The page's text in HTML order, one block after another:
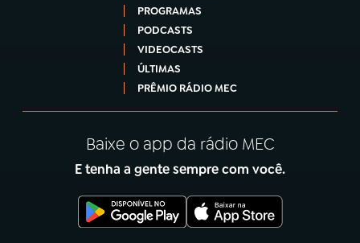
PROGRAMAS
PODCASTS
VIDEOCASTS
ÚLTIMAS
PRÊMIO RÁDIO MEC
Baixe o app da rádio MEC
E tenha a gente sempre com você.